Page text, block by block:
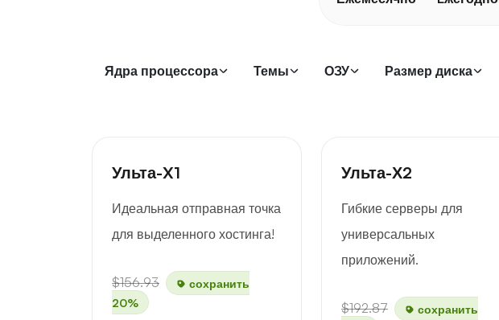
Ядра процессора Темы ОЗУ Размер диска
Ульта-X1
Идеальная отправная точка
для выделенного хостинга!
$156.93
сохранить
20%
Ульта-Х2
Гибкие серверы для
универсальных
приложений.
$192.87
сохранить